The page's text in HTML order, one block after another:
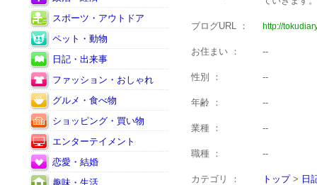
スポーツ・アウトドア
ペット・動物
日記・出来事
ファッション・おしゃれ
グルメ・食べ物
ショッピング・買い物
エンターテイメント
恋愛・結婚
趣味・生活
ブログURL ： http://
お住まい ： --
性別 ： --
年齢 ： --
業種 ： --
職種 ： --
カテゴリ ： トップ> 日